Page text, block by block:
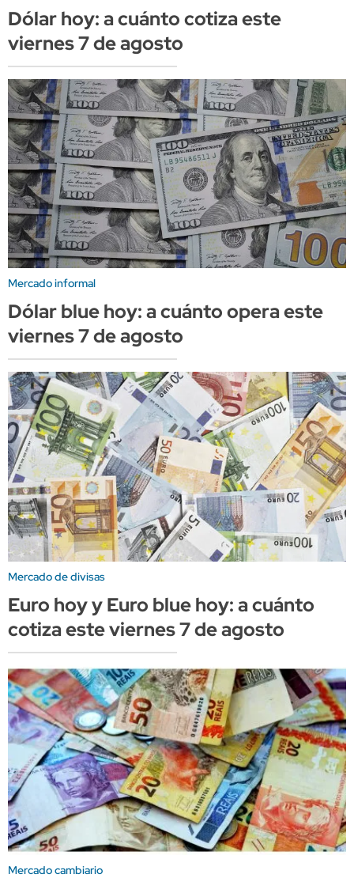
Dólar hoy: a cuánto cotiza este
viernes 7 de agosto
Mercado informal
Dólar blue hoy: a cuánto opera este
viernes 7 de agosto
Mercado de divisas
Euro hoy y Euro blue hoy: a cuánto
cotiza este viernes 7 de agosto
Mercado cambiario